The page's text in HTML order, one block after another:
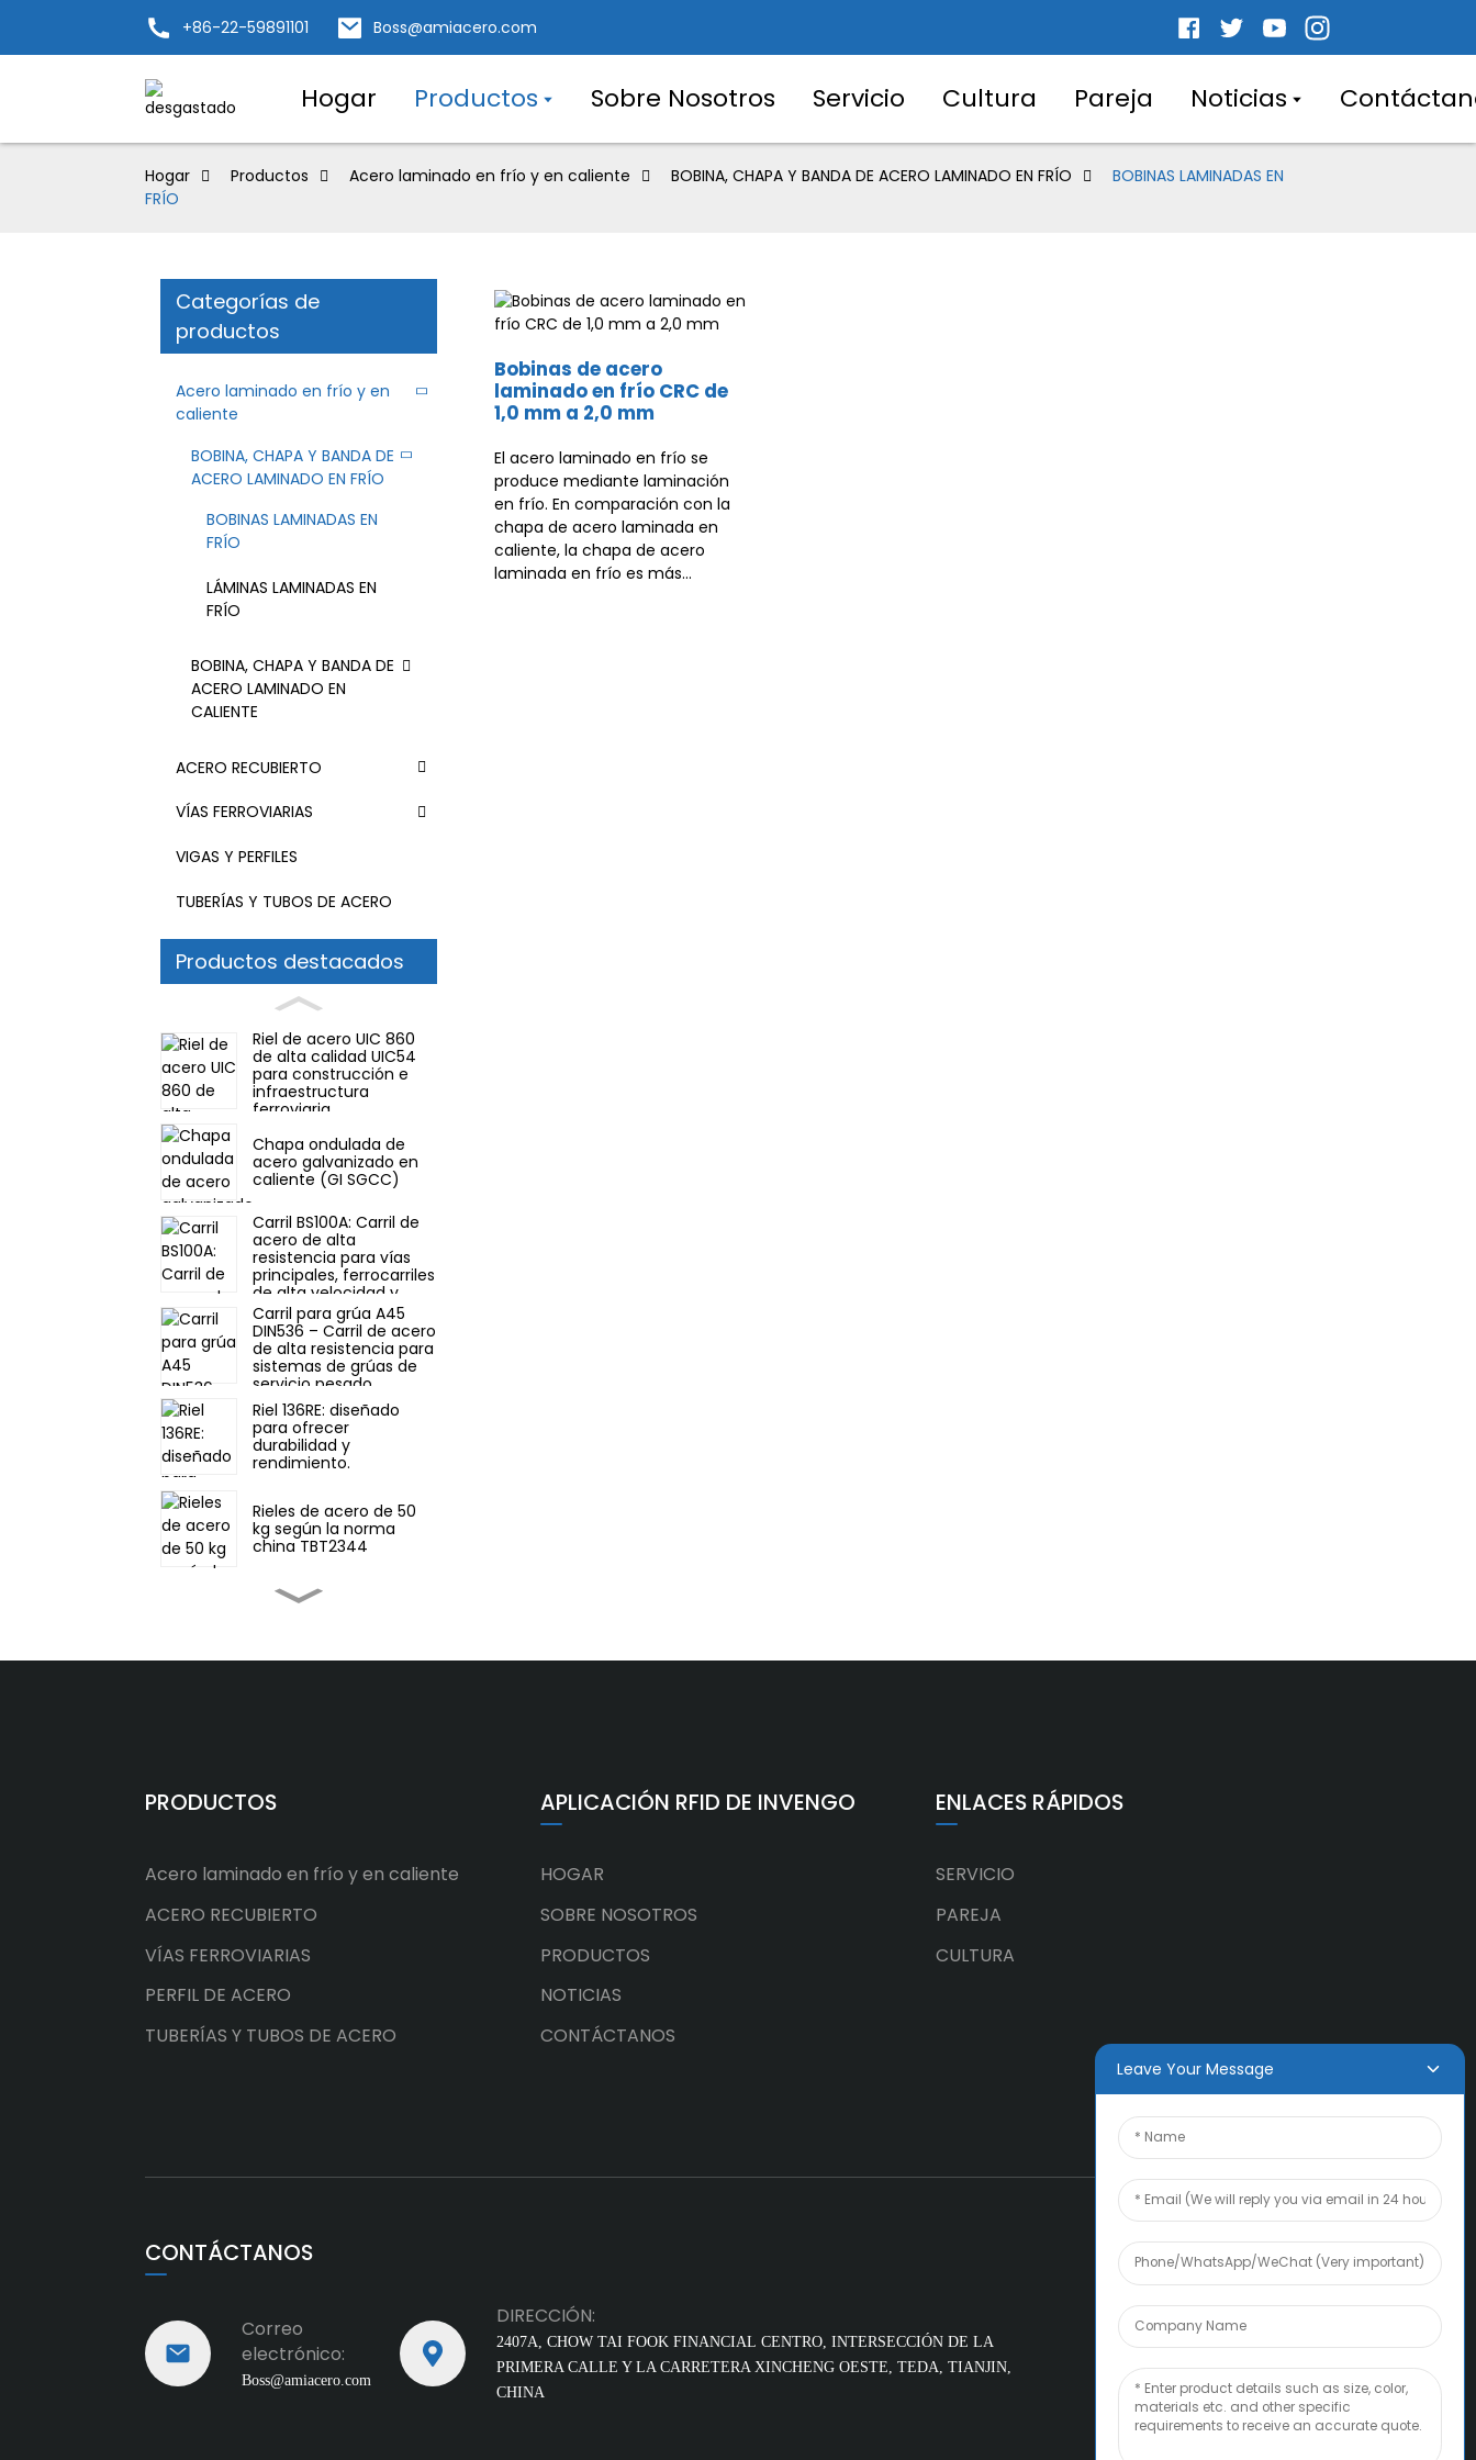
+86-22-59891101 Boss@amiacero.com
Hogar Productos Sobre Nosotros Servicio Cultura Pareja Noticias
Hogar Productos Acero laminado en frío y en caliente BOBINA, CHAPA Y BANDA DE ACERO LAMINADO EN FRÍO
BOBINAS LAMINADAS EN
FRÍO
Categorías de
productos
Acero laminado en frío y en
caliente
BOBINA, CHAPA Y BANDA DE
ACERO LAMINADO EN FRÍO
BOBINAS LAMINADAS EN
FRÍO
LÁMINAS LAMINADAS EN
FRÍO
BOBINA, CHAPA Y BANDA DE
ACERO LAMINADO EN
CALIENTE
ACERO RECUBIERTO
VÍAS FERROVIARIAS
VIGAS Y PERFILES
TUBERÍAS Y TUBOS DE ACERO
Productos destacados
Riel de acero UIC 860
de alta calidad UIC54
para construcción e
infraestructura
ferroviaria
Chapa ondulada de
acero galvanizado en
caliente (GI SGCC)
Carril BS100A: Carril de
acero de alta
resistencia para vías
principales, ferrocarriles
de alta velocidad y
líneas de mercancías.
Carril para grúa A45
DIN536 – Carril de acero
de alta resistencia para
sistemas de grúas de
servicio pesado.
Riel 136RE: diseñado
para ofrecer
durabilidad y
rendimiento.
Rieles de acero de 50
kg según la norma
china TBT2344
Rieles de acero ligero
Riel ferroviario estándar
chino 60N
Rieles para grúa ASTM
Bobinas de acero
laminado en frío CRC de
1,0 mm a 2,0 mm
El acero laminado en frío se
produce mediante laminación
en frío. En comparación con la
chapa de acero laminada en
caliente, la chapa de acero
laminada en frío es más...
PRODUCTOS
Acero laminado en frío y en caliente
ACERO RECUBIERTO
VÍAS FERROVIARIAS
PERFIL DE ACERO
TUBERÍAS Y TUBOS DE ACERO
APLICACIÓN RFID DE INVENGO
HOGAR
SOBRE NOSOTROS
PRODUCTOS
NOTICIAS
CONTÁCTANOS
ENLACES RÁPIDOS
SERVICIO
PAREJA
CULTURA
CONTÁCTANOS
Correo
electrónico:
Boss@amiacero.com
DIRECCIÓN:
2407A, CHOW TAI FOOK FINANCIAL CENTRO, INTERSECCIÓN DE LA
PRIMERA CALLE Y LA CARRETERA XINCHENG OESTE, TEDA, TIANJIN,
CHINA
Leave Your Message